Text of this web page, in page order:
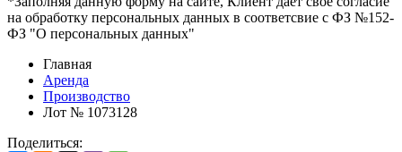
на обработку персональных данных в соответсвие с ФЗ №152-
ФЗ "О персональных данных"
Главная
Аренда
Производство
Лот № 1073128
Поделиться: